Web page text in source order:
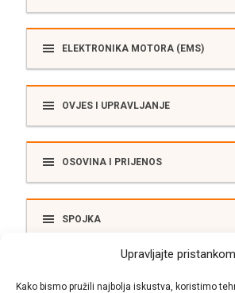
Upravljajte pristankom
Kako bismo pružili najbolja iskustva, koristimo
ELEKTRONIKA MOTORA (EMS)
OVJES I UPRAVLJANJE
OSOVINA I PRIJENOS
SPOJKA